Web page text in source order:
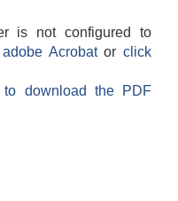
is not configured to
adobe Acrobatorclick
download the PDF